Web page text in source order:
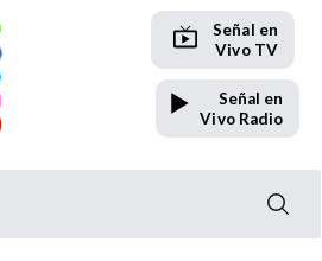
Señal en
Vivo TV
Señal en
Vivo Radio